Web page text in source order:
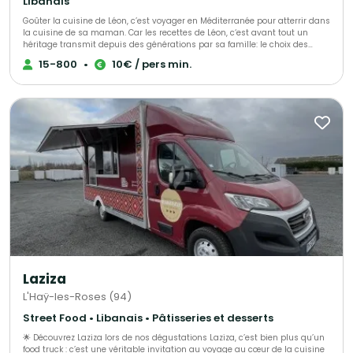
Goûter la cuisine de Léon, c’est voyager en Méditerranée pour atterrir dans
la cuisine de sa maman. Car les recettes de Léon, c‘est avant tout un
héritage transmit depuis des générations par sa famille: le choix des
ingrédients, la patience de laisser mijoter et surtout, la passion et l‘amour
du bien manger ! Ce que Leon propose, c‘est une cuisine familiale, des
15-800 • 10€ / pers min.
Laziza
L'Haÿ-les-Roses (94)
Street Food • Libanais • Pâtisseries et desserts
🌟 Découvrez Laziza lors de nos dégustations Laziza, c’est bien plus qu’un
food truck : c’est une véritable invitation au voyage au cœur de la cuisine